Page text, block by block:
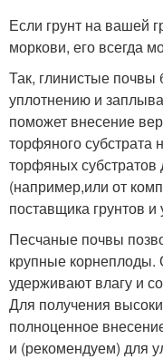
Если грунт на вашей
моркови, его всегда
Так, глинистые почвы
уплотнению и
поможет внесение
торфяного субстрата
торфяных
(например,или от
поставщика грунтов
Песчаные почвы
крупные корнеплоды.
удерживают влагу и
Для получения
полноценное
и (рекомендуем) для